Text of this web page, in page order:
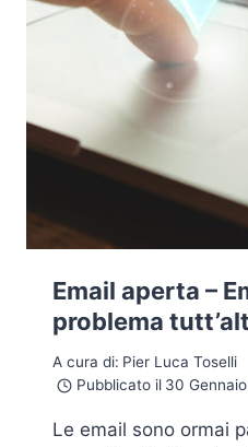
Email aperta –
problema
A cura di: Pier Luca Toselli
Pubblicato il 30
Le email sono ormai